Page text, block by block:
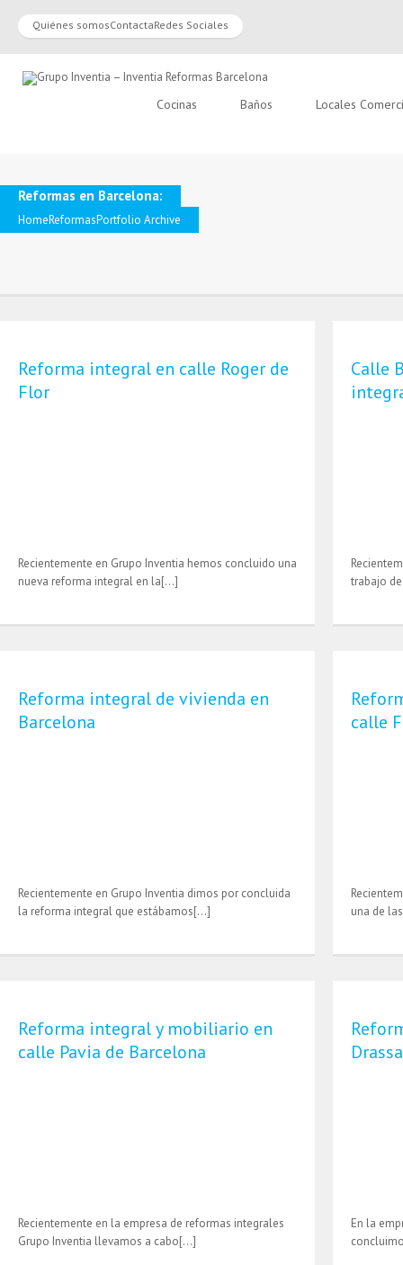
Quiénes somosContactaRedes Sociales
Cocinas Baños Locales
Reformas en Barcelona:
HomeReformasPortfolio Archive
Reforma integral en calle Roger de
Flor
Recientemente en Grupo Inventia hemos concluido una
nueva reforma integral en la[…]
Calle
trabajo
Reforma integral de vivienda en
Barcelona
Recientemente en Grupo Inventia dimos por concluida
la reforma integral que estábamos[…]
calle
una de
Reforma integral y mobiliario en
calle Pavia de Barcelona
Recientemente en la empresa de reformas integrales
Grupo Inventia llevamos a cabo[…]
En la